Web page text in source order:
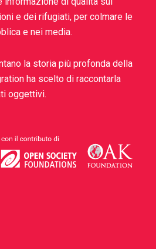
e dei rifugiati, per colmare le
e nei media.
la storia più profonda della
ha scelto di raccontarla
oggettivi.